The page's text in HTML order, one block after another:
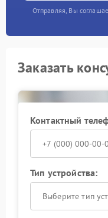
Отправляя, Вы
Заказать
Контактный
Тип устройства:
Выберите тип